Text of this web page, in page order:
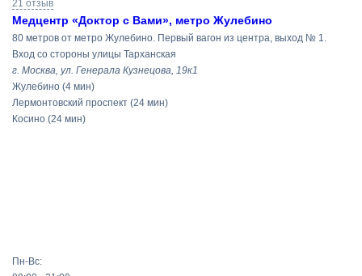
21 отзыв
Медцентр «Доктор с Вами», метро Жулебино
80 метров от метро Жулебино. Первый вагон из центра, выход № 1.
Вход со стороны улицы Тарханская
г. Москва, ул. Генерала Кузнецова, 19к1
Жулебино (4 мин)
Лермонтовский проспект (24 мин)
Косино (24 мин)
Пн-Вс: